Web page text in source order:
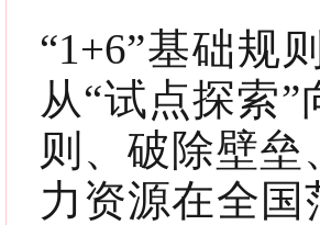
“1+6”基础规
从“试点探索
则、破除壁
力资源在全国